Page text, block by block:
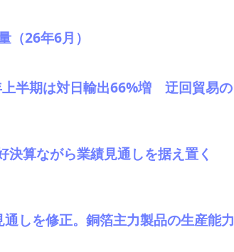
（26年6月）
半期は対日輸出66%増 迂回貿易の
算ながら業績見通しを据え置く
しを修正。銅箔主力製品の生産能力